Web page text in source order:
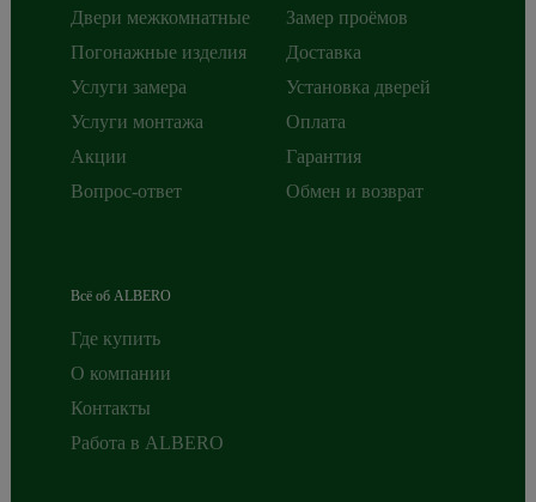
Двери межкомнатные
Погонажные изделия
Услуги замера
Услуги монтажа
Акции
Вопрос-ответ
Замер проёмов
Доставка
Установка дверей
Оплата
Гарантия
Обмен и возврат
Всё об ALBERO
Где купить
О компании
Контакты
Работа в ALBERO